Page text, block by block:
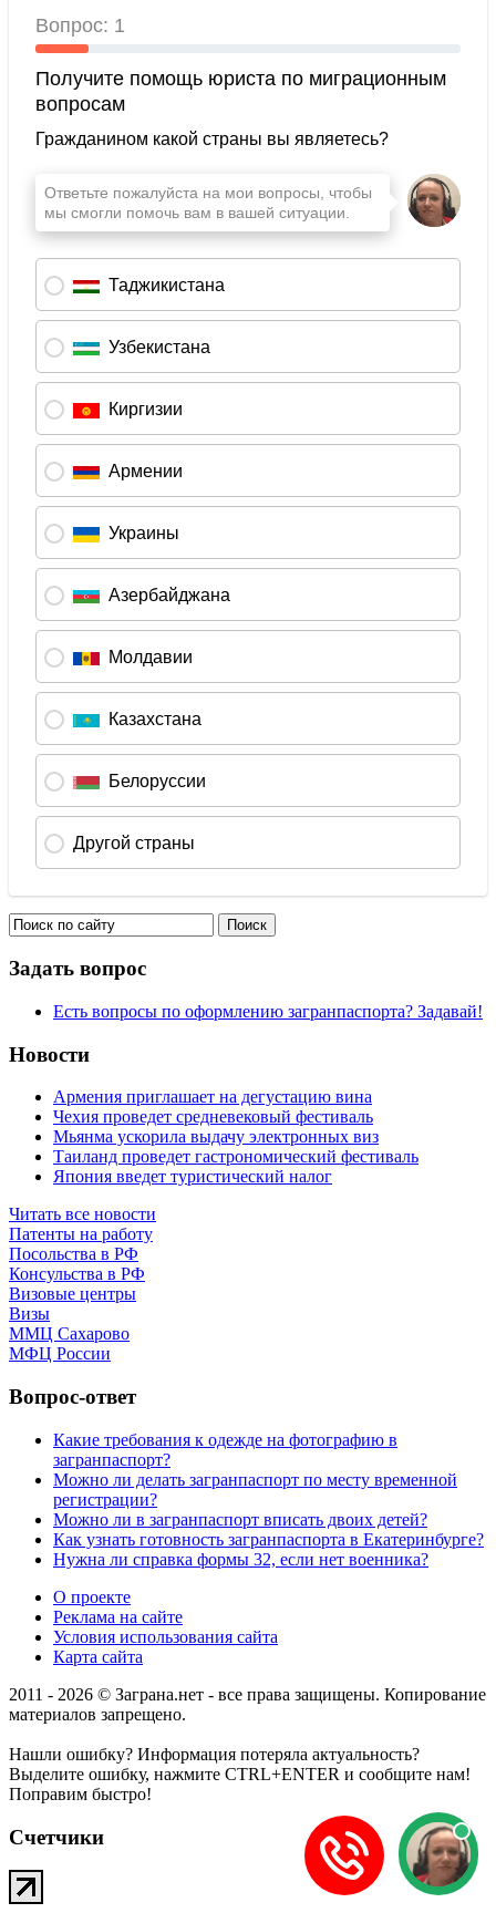
Задать вопрос
Есть вопросы по оформлению загранпаспорта? Задавай!
Новости
Армения приглашает на дегустацию вина
Чехия проведет средневековый фестиваль
Мьянма ускорила выдачу электронных виз
Таиланд проведет гастрономический фестиваль
Япония введет туристический налог
Читать все новости
Патенты на работу
Посольства в РФ
Консульства в РФ
Визовые центры
Визы
ММЦ Сахарово
МФЦ России
Вопрос-ответ
Какие требования к одежде на фотографию в
загранпаспорт?
Можно ли делать загранпаспорт по месту временной
регистрации?
Можно ли в загранпаспорт вписать двоих детей?
Как узнать готовность загранпаспорта в Екатеринбурге?
Нужна ли справка формы 32, если нет военника?
О проекте
Реклама на сайте
Условия использования сайта
Карта сайта
2011 - 2026 © Заграна.нет - все права защищены. Копирование
материалов запрещено.
Нашли ошибку? Информация потеряла актуальность?
Выделите ошибку, нажмите CTRL+ENTER и сообщите нам!
Поправим быстро!
Счетчики